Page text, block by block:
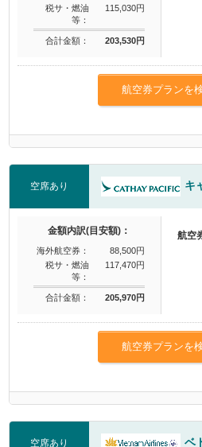
税サ・燃油
等：
115,030円
合計金額： 203,530円
航空券プランを
空席あり キ
金額内訳(目安額)：
海外航空券：
88,500円
税サ・燃油
等：
117,470円
合計金額： 205,970円
航空
航空券プランを
空席あり ベ